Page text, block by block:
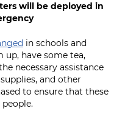
will be deployed in
in schools and
up, have some tea,
necessary assistance
and other
to ensure that these